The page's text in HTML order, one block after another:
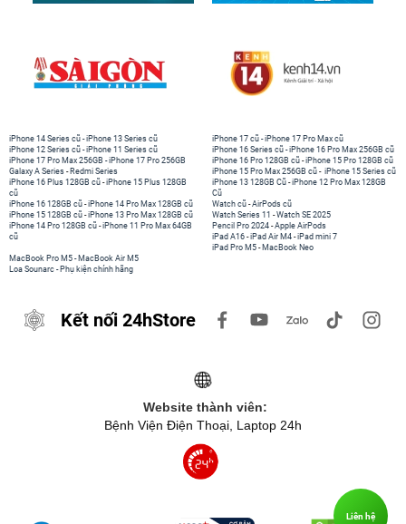
iPhone 14 Series cũ -iPhone 13 Series cũ
iPhone 12 Series cũ -iPhone 11 Series cũ
iPhone 17 Pro Max 256GB -iPhone 17 Pro 256GB
Galaxy A Series - Redmi Series
iPhone 17 cũ -iPhone 17 Pro Max cũ
iPhone 16 Series cũ - iPhone 16 Pro Max 256GB cũ
iPhone 16 Pro 128GB cũ -iPhone 15 Pro 128GB cũ
iPhone 15 Pro Max 256GB cũ - iPhone 15 Series cũ
iPhone 16 Plus 128GB cũ -iPhone 15 Plus 128GB
cũ
iPhone 16 128GB cũ -iPhone 14 Pro Max 128GB cũ
iPhone 15 128GB cũ -iPhone 13 Pro Max 128GB cũ
iPhone 14 Pro 128GB cũ -iPhone 11 Pro Max 64GB
cũ
iPhone 13 128GB Cũ -iPhone 12 Pro Max 128GB
Cũ
Watch cũ -AirPods cũ
Watch Series 11 -Watch SE 2025
Pencil Pro 2024 -Apple AirPods
iPad A16 -iPad Air M4 -iPad mini 7
iPad Pro M5 - MacBook Neo
MacBook Pro M5 - MacBook Air M5
Loa Sounarc - Phụ kiện chính hãng
Kết nối 24hStore
Website thành viên:
Bệnh Viện Điện Thoại, Laptop 24h
Liên hệ